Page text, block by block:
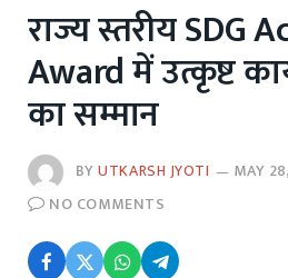
राज्य स्तरीय SDG
Award में उत्कृष्ट
का सम्मान
BYUTKARSH JYOTI
MAY
NO COMMENTS